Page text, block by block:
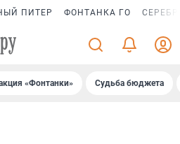
ПИТЕР ФОНТАНКА ГО
«Фонтанки» Судьба бюджета